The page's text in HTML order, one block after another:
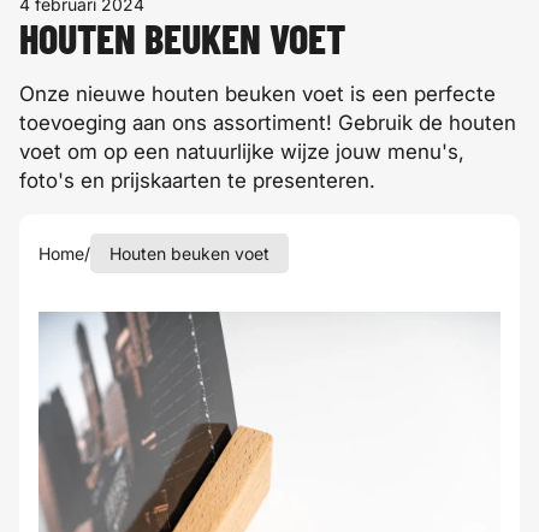
4 februari 2024
HOUTEN BEUKEN VOET
Onze nieuwe houten beuken voet is een perfecte
toevoeging aan ons assortiment! Gebruik de houten
voet om op een natuurlijke wijze jouw menu's,
foto's en prijskaarten te presenteren.
Home/ Houten beuken voet